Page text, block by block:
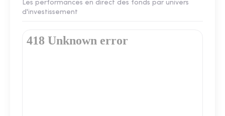
Les performances en direct des fonds par univers
d'investissement